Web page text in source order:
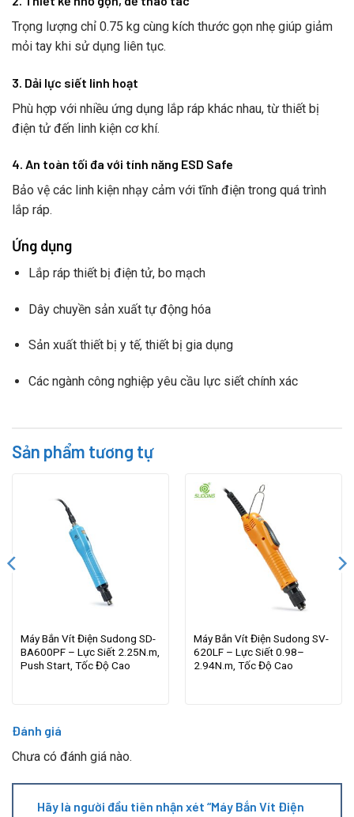
Trọng lượng chỉ 0.75 kg cùng kích thước gọn nhẹ giúp giảm
mỏi tay khi sử dụng liên tục.
3. Dải lực siết linh hoạt
Phù hợp với nhiều ứng dụng lắp ráp khác nhau, từ thiết bị
điện tử đến linh kiện cơ khí.
4. An toàn tối đa với tính năng ESD Safe
Bảo vệ các linh kiện nhạy cảm với tĩnh điện trong quá trình
lắp ráp.
Ứng dụng
Lắp ráp thiết bị điện tử, bo mạch
Dây chuyền sản xuất tự động hóa
Sản xuất thiết bị y tế, thiết bị gia dụng
Các ngành công nghiệp yêu cầu lực siết chính xác
Sản phẩm tương tự
Máy Bắn Vít Điện Sudong SD-
BA600PF – Lực Siết 2.25N.m,
Push Start, Tốc Độ Cao
Máy Bắn Vít Điện Sudong SV-
620LF – Lực Siết 0.98–
2.94N.m, Tốc Độ Cao
Đánh giá
Chưa có đánh giá nào.
Hãy là người đầu tiên nhận xét “Máy Bắn Vít Điện